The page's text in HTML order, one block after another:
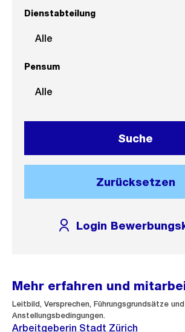
Dienstabteilung
Alle
Pensum
Alle
Login
Zurücksetzen
Suche
Mehr erfahren und
Leitbild, Versprechen, Führungsgrundsätze und
Anstellungsbedingungen.
Arbeitgeberin Stadt Zürich